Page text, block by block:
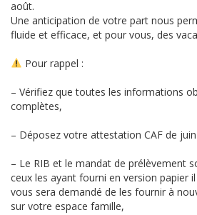
août.
Une anticipation de votre part nous
fluide et efficace, et pour vous, des
Pour rappel :
– Vérifiez que toutes les informations
complètes,
– Déposez votre attestation CAF de
– Le RIB et le mandat de prélèvement
ceux les ayant fourni en version papier
vous sera demandé de les fournir à
sur votre espace famille,